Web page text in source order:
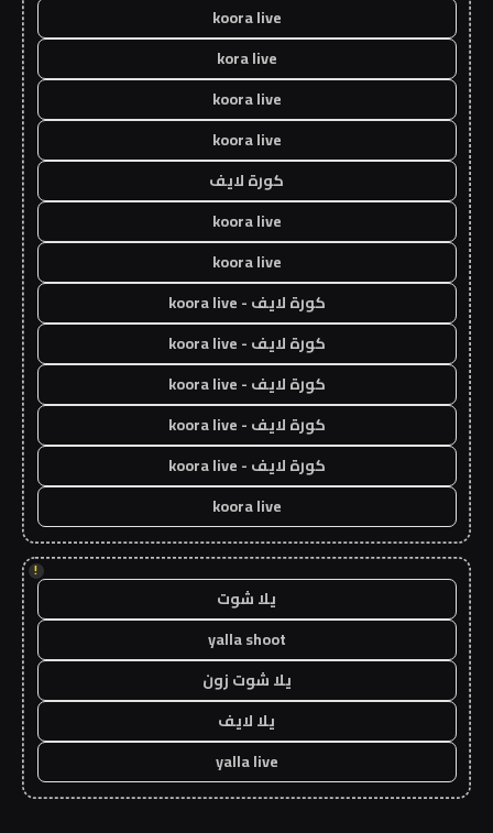
koora live
kora live
koora live
koora live
كورة لايف
koora live
koora live
كورة لايف - koora live
كورة لايف - koora live
كورة لايف - koora live
كورة لايف - koora live
كورة لايف - koora live
koora live
!
يلا شوت
yalla shoot
يلا شوت زون
يلا لايف
yalla live